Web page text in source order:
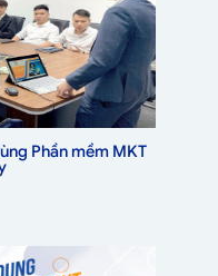
Phần mềm MKT